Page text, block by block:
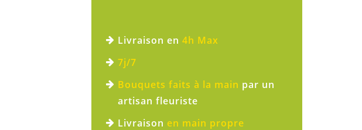
Livraison en 4h Max
7j/7
Bouquets faits à la main par un
artisan fleuriste
Livraison en main propre